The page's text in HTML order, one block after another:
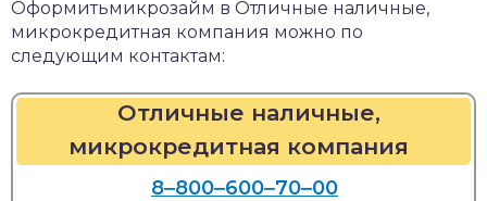
Оформитьмикрозайм в Отличные наличные,
микрокредитная компания можно по
следующим контактам:
Отличные наличные,
микрокредитная компания
8‒800‒600‒70‒00